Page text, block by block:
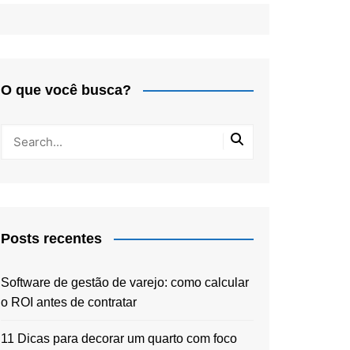
O que você busca?
Posts recentes
Software de gestão de varejo: como calcular
o ROI antes de contratar
11 Dicas para decorar um quarto com foco